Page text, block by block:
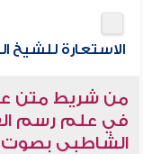
الاستعارة للشيخ السُّجاعي
من شريط متن
في علم رسم
الشاطبي بصوت